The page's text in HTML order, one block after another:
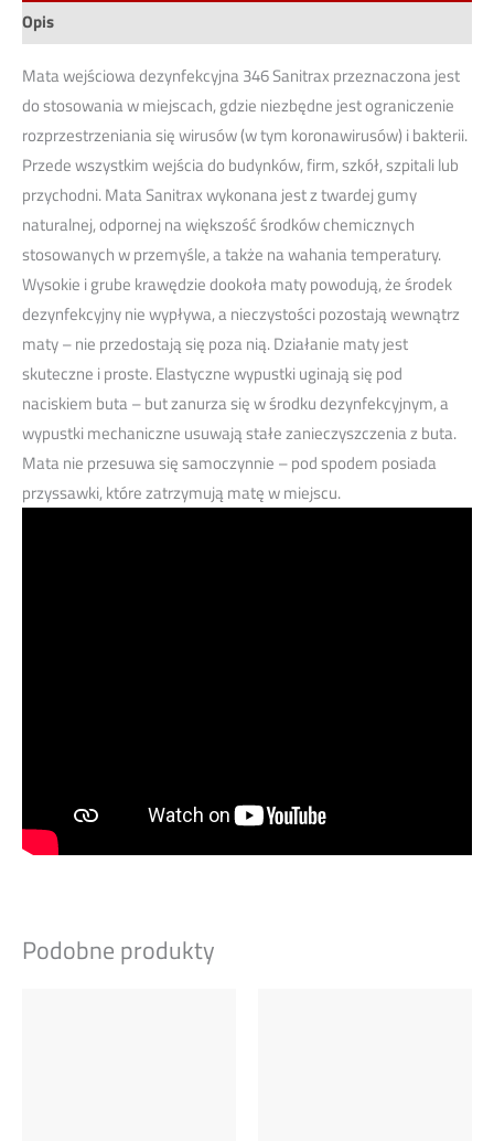
Opis
Mata wejściowa dezynfekcyjna 346 Sanitrax przeznaczona jest
do stosowania w miejscach, gdzie niezbędne jest ograniczenie
rozprzestrzeniania się wirusów (w tym koronawirusów) i bakterii.
Przede wszystkim wejścia do budynków, firm, szkół, szpitali lub
przychodni. Mata Sanitrax wykonana jest z twardej gumy
naturalnej, odpornej na większość środków chemicznych
stosowanych w przemyśle, a także na wahania temperatury.
Wysokie i grube krawędzie dookoła maty powodują, że środek
dezynfekcyjny nie wypływa, a nieczystości pozostają wewnątrz
maty – nie przedostają się poza nią. Działanie maty jest
skuteczne i proste. Elastyczne wypustki uginają się pod
naciskiem buta – but zanurza się w środku dezynfekcyjnym, a
wypustki mechaniczne usuwają stałe zanieczyszczenia z buta.
Mata nie przesuwa się samoczynnie – pod spodem posiada
przyssawki, które zatrzymują matę w miejscu.
Podobne produkty